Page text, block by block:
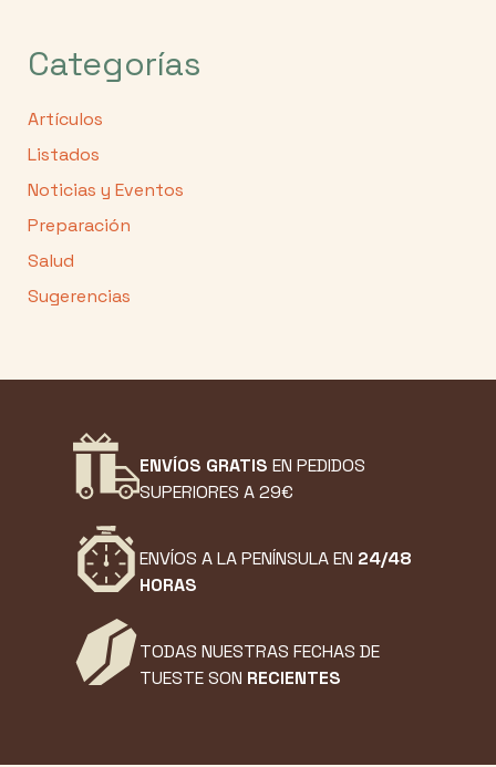
Categorías
Artículos
Listados
Noticias y Eventos
Preparación
Salud
Sugerencias
ENVÍOS GRATIS EN PEDIDOS
SUPERIORES A 29€
ENVÍOS A LA PENÍNSULA EN 24/48
HORAS
TODAS NUESTRAS FECHAS DE
TUESTE SON RECIENTES